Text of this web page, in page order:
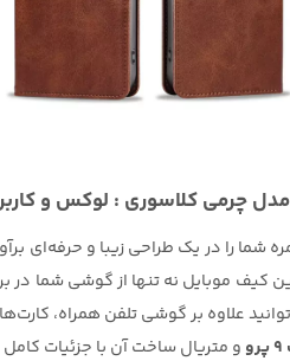
شما را در یک طراحی زیبا و حرفه‌ای
کیف موبایل نه تنها از گوشی شما
علاوه بر گوشی تلفن همراه،
و متریال ساخت آن با جزئیات کامل